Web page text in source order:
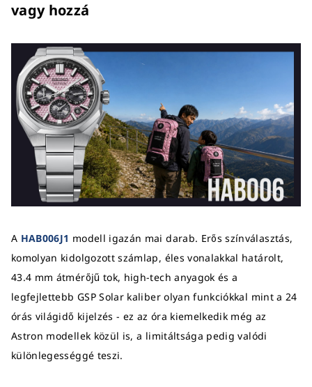
vagy hozzá
A HAB006J1 modell igazán mai darab. Erős színválasztás,
komolyan kidolgozott számlap, éles vonalakkal határolt,
43.4 mm átmérőjű tok, high-tech anyagok és a
legfejlettebb GSP Solar kaliber olyan funkciókkal mint a 24
órás világidő kijelzés - ez az óra kiemelkedik még az
Astron modellek közül is, a limitáltsága pedig valódi
különlegességgé teszi.